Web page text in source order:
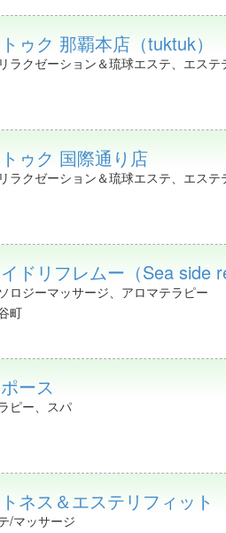
ゥク 那覇本店（tuktuk）
ラクゼーション＆琉球エステ、エステ
ゥク 国際通り店
ラクゼーション＆琉球エステ、エステ
ドリフレムー（Sea side
ロジーマッサージ、アロマテラピー
町
ース
ピー、スパ
ネス＆エステリフィット
/マッサージ